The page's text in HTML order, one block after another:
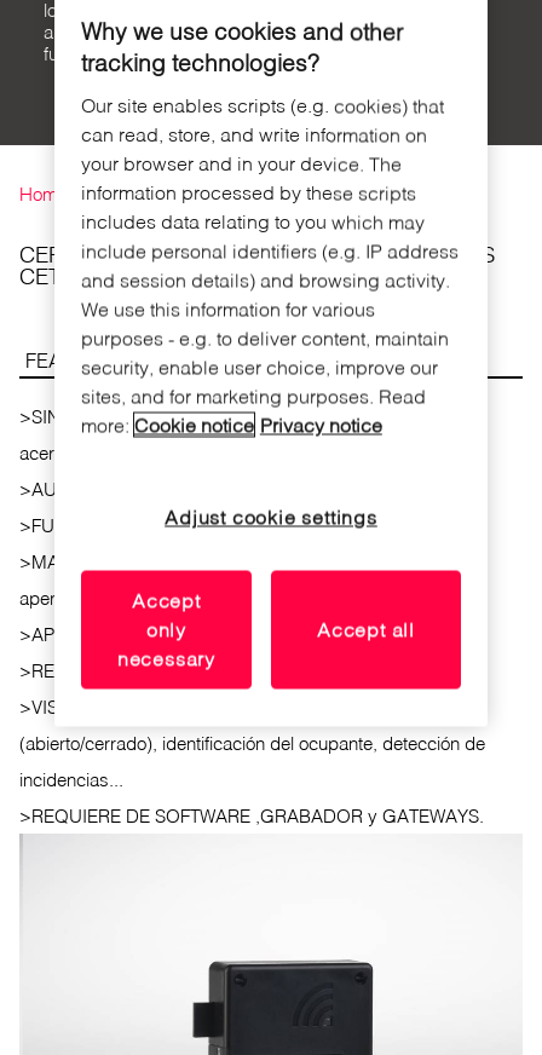
lockers
and
furniture
knob
You are here
Home
CERRADURA ELECTRÓNICA PARA TAQUILLAS
CET WIRELESS
FEATURES
>SIN CONTACTO: Apertura y cierre de la taquilla
acercando el soporte al lector de proximidad.
>AUTÓNOMO: Sin cableados, funciona a pilas.
>FUNCIONAMIENTO LIBRE/FIJO.
>MAESTRAS: Posibilidad de creación de maestras para
apertura y cierre de todas las taquillas.
>APERTURA MÚLTIPLE Y APERTURA AUTOMÁTICA.
>RECOGIDA DE EVENTOS WIRELESS.
>VISUALIZACIÓN DEL ESTADO ONLINE: estado taquilla
(abierto/cerrado), identificación del ocupante, detección de
incidencias...
>REQUIERE DE SOFTWARE ,GRABADOR y GATEWAYS.
Why we use cookies and other
tracking technologies?
Our site enables scripts (e.g. cookies) that
can read, store, and write information on
your browser and in your device. The
information processed by these scripts
includes data relating to you which may
include personal identifiers (e.g. IP address
and session details) and browsing activity.
We use this information for various
purposes - e.g. to deliver content, maintain
security, enable user choice, improve our
sites, and for marketing purposes. Read
more: Cookie notice Privacy notice
Adjust cookie settings
Accept
only
necessary
Accept all